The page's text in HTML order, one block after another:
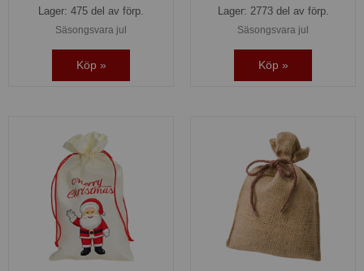
Lager: 475 del av förp.
Säsongsvara jul
Köp »
Lager: 2773 del av förp.
Säsongsvara jul
Köp »